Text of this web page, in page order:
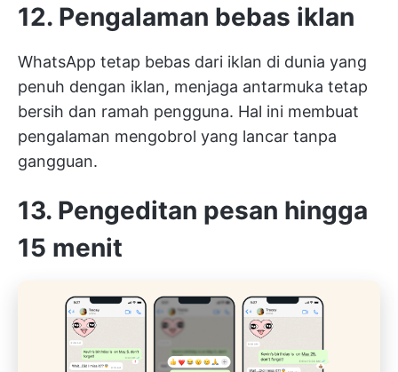
12. Pengalaman bebas iklan
WhatsApp tetap bebas dari iklan di dunia yang
penuh dengan iklan, menjaga antarmuka tetap
bersih dan ramah pengguna. Hal ini membuat
pengalaman mengobrol yang lancar tanpa
gangguan.
13. Pengeditan pesan hingga
15 menit